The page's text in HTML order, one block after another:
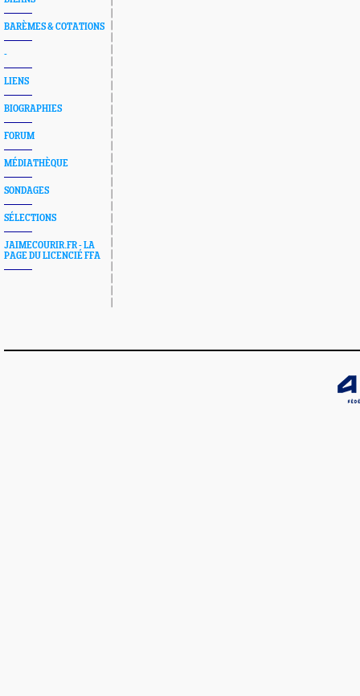
BARÈMES & COTATIONS
-
LIENS
BIOGRAPHIES
FORUM
MÉDIATHÈQUE
SONDAGES
SÉLECTIONS
JAIMECOURIR.FR - LA
PAGE DU LICENCIÉ FFA